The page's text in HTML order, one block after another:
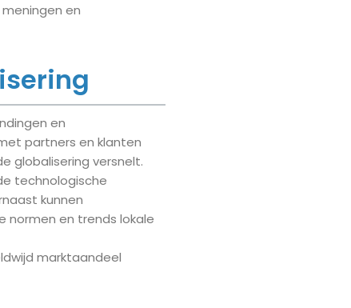
en
en
partners en klanten
globalisering versnelt.
technologische
kunnen
normen en trends lokale
marktaandeel